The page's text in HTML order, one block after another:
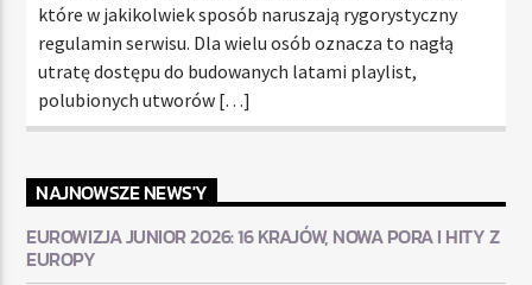
które w jakikolwiek sposób naruszają rygorystyczny
regulamin serwisu. Dla wielu osób oznacza to nagłą
utratę dostępu do budowanych latami playlist,
polubionych utworów […]
NAJNOWSZE NEWS'Y
EUROWIZJA JUNIOR 2026: 16 KRAJÓW, NOWA PORA I HITY Z
EUROPY